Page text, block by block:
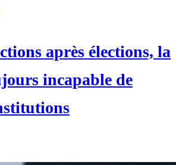
après élections, la
incapable de